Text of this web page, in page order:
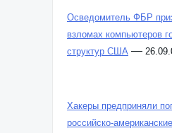
Осведомитель ФБР
взломах компьютеров
структур США
Хакеры предприняли